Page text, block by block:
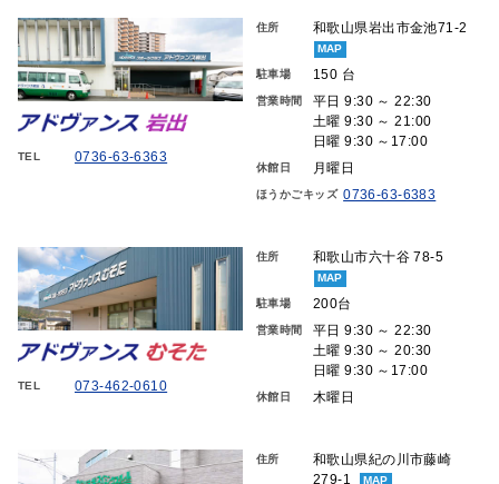
TEL 0736-63-6363
住所 和歌山県岩出市金池71-2
MAP
駐車場 150 台
営業時間
平日 9:30 ～ 22:30
土曜 9:30 ～ 21:00
日曜 9:30 ～17:00
休館日 月曜日
ほうかごキッズ 0736-63-6383
TEL 073-462-0610
住所 和歌山市六十谷 78-5
MAP
駐車場 200台
営業時間
平日 9:30 ～ 22:30
土曜 9:30 ～ 20:30
日曜 9:30 ～17:00
休館日 木曜日
住所
和歌山県紀の川市藤崎
279-1
MAP